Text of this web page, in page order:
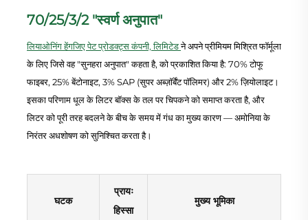
70/25/3/2 "स्वर्ण अनुपात"
लियाओनिंग हेंगजिए पेट प्रोडक्ट्स कंपनी, लिमिटेडने अपने प्रीमियम मिश्रित फॉर्मूला
के लिए जिसे वह "सुनहरा अनुपात" कहता है, को प्रकाशित किया है: 70% टोफू
फाइबर, 25% बेंटोनाइट, 3% SAP (सुपर अब्ज़ॉर्बेंट पॉलिमर) और 2% ज़ियोलाइट।
इसका परिणाम धूल के लिटर बॉक्स के तल पर चिपकने को समाप्त करता है, और
लिटर को पूरी तरह बदलने के बीच के समय में गंध का मुख्य कारण — अमोनिया के
निरंतर अधशोषण को सुनिश्चित करता है।
घटक
प्रायः
हिस्सा
मुख्य भूमिका